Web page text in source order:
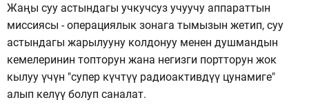
Жаңы суу астындагы учкучсуз учуучу аппараттын
миссиясы - операциялык зонага тымызын жетип, суу
астындагы жарылууну колдонуу менен душмандын
кемелеринин топторун жана негизги портторун жок
кылуу үчүн "супер күчтүү радиоактивдүү цунамиге"
алып келүү болуп саналат.